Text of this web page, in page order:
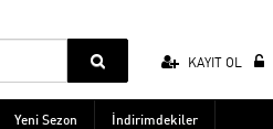
KAYIT OL
Yeni Sezon İndirimdekiler